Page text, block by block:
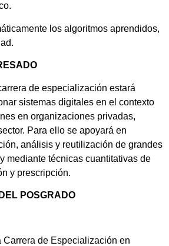
los algoritmos aprendidos,
de especialización estará
sistemas digitales en el contexto
en organizaciones privadas,
Para ello se apoyará en
análisis y reutilización de grandes
mediante técnicas cuantitativas de
y prescripción.
POSGRADO
Carrera de Especialización en